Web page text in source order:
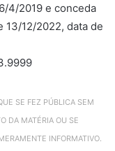
4/2019 e conceda
12/2022, data de
SE FEZ PÚBLICA SEM
DA MATÉRIA OU SE
INFORMATIVO.